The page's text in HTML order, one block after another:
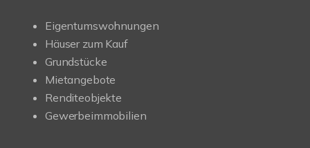
Eigentumswohnungen
Häuser zum Kauf
Grundstücke
Mietangebote
Renditeobjekte
Gewerbeimmobilien